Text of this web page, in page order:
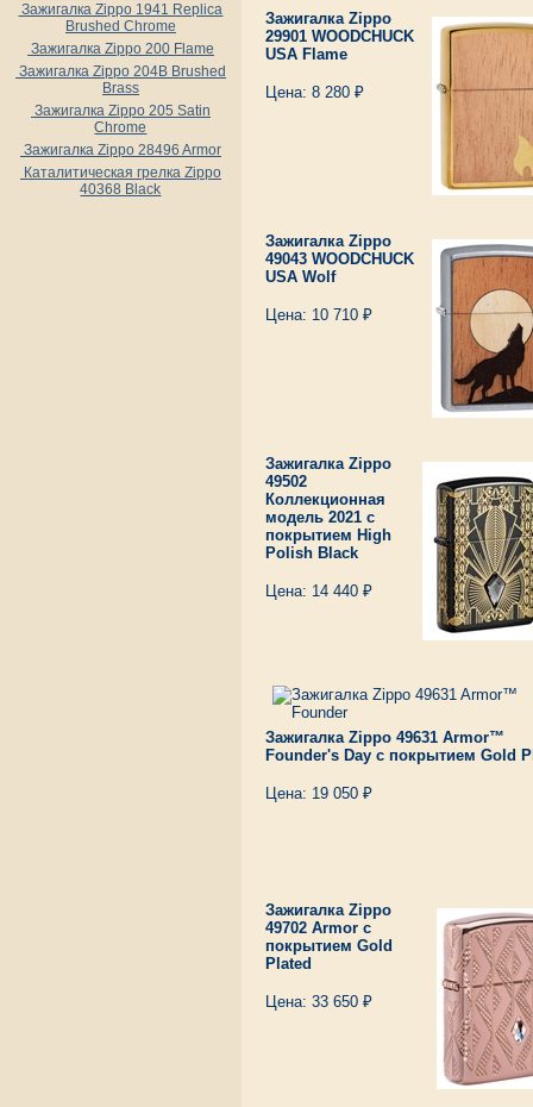
Зажигалка Zippo 1941 Replica
Brushed Chrome
Зажигалка Zippo 200 Flame
Зажигалка Zippo 204B Brushed
Brass
Зажигалка Zippo 205 Satin
Chrome
Зажигалка Zippo 28496 Armor
Каталитическая грелка Zippo
40368 Black
Зажигалка Zippo
29901 WOODCHUCK
USA Flame
Цена: 8 280 ₽
Зажигалка Zippo
49043 WOODCHUCK
USA Wolf
Цена: 10 710 ₽
Зажигалка Zippo
49502
Коллекционная
модель 2021 с
покрытием High
Polish Black
Цена: 14 440 ₽
Зажигалка Zippo 49631 Armor™
Founder's Day с покрытием Gold
Цена: 19 050 ₽
Зажигалка Zippo
49702 Armor с
покрытием Gold
Plated
Цена: 33 650 ₽